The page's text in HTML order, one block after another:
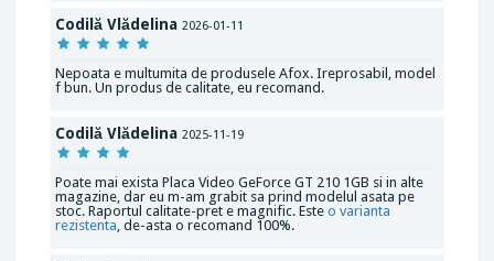
Codilă Vlădelina 2026-01-11
Nepoata e multumita de produsele Afox. Ireprosabil, model
f bun. Un produs de calitate, eu recomand.
Codilă Vlădelina 2025-11-19
Poate mai exista Placa Video GeForce GT 210 1GB si in alte
magazine, dar eu m-am grabit sa prind modelul asata pe
stoc. Raportul calitate-pret e magnific. Este o varianta
rezistenta, de-asta o recomand 100%.